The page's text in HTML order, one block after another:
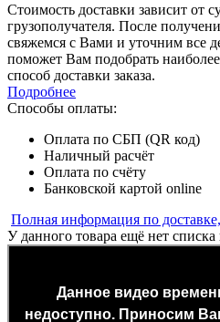
Стоимость доставки зависит от
грузополучателя. После
свяжемся с Вами и уточним все
поможет Вам подобрать
способ доставки заказа.
Подробнее
Способы оплаты:
Оплата по СБП (QR код)
Наличный расчёт
Оплата по счёту
Банковской картой online
Полная информация по
У данного товара ещё нет списка